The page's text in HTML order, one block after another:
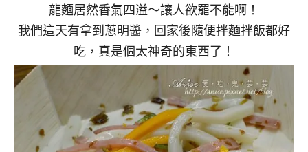
龍麵居然香氣四溢～讓人欲罷不能啊！
我們這天有拿到蔥明醬，回家後隨便拌麵拌飯都好
吃，真是個太神奇的東西了！